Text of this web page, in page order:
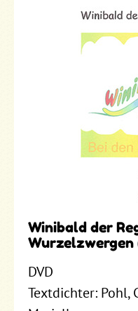
Winibald der
Wurzelzwergen
DVD
Textdichter: Pohl,